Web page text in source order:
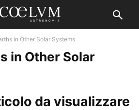
in Other Solar Systems
in Other Solar
da visualizzare